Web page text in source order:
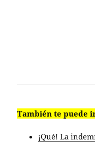
También te puede
¡Qué! La